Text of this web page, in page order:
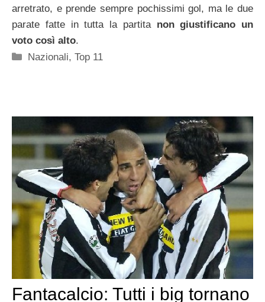
arretrato, e prende sempre pochissimi gol, ma le due
parate fatte in tutta la partita non giustificano un
voto così alto.
Categorie
Nazionali,Top 11
Fantacalcio: Tutti i big tornano